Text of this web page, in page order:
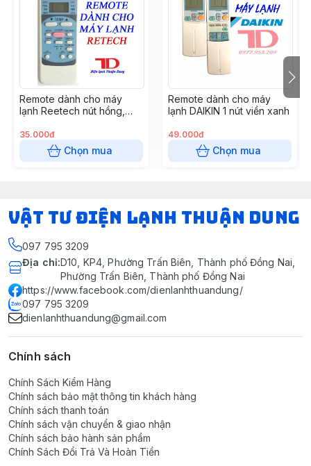
Remote dành cho máy
lạnh Reetech nút hồng,
GH - RT04
35.000đ
Chọn mua
Remote dành cho máy
lạnh DAIKIN 1 nút viền xanh
49.000đ
Chọn mua
VẬT TƯ ĐIỆN LẠNH THUẬN DUNG
097 795 3209
Địa chỉ:D10, KP4, Phường Trấn Biên, Thành phố Đồng Nai,
Phường Trấn Biên, Thành phố Đồng Nai
https://www.facebook.com/dienlanhthuandung/
097 795 3209
dienlanhthuandung@gmail.com
Chính sách
Chính Sách Kiểm Hàng
Chính sách bảo mật thông tin khách hàng
Chính sách thanh toán
Chính sách vận chuyển & giao nhận
Chính sách bảo hành sản phẩm
Chính Sách Đổi Trả Và Hoàn Tiền